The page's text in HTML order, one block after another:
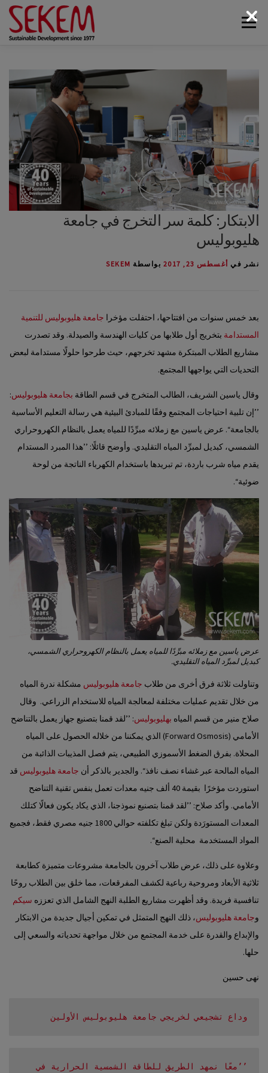
إلىالقائمة
الوسائط أخبار سيكم البيئة
الحياة الثقافية الحياة الاجتماعية الاقتصاد
عن سيكم
الابتكار: كلمة سر التخرج في جامعة
هليوبوليس
نشر في أغسطس 23, 2017 بواسطة SEKEM
بعد خمس سنوات من افتتاحها، احتفلت مؤخرا جامعة هليوبوليس للتنمية
المستدامة بتخريج أول طلابها من كليات الهندسة والصيدلة. وقد تصدرت
مشاريع الطلاب المبتكرة مشهد تخرجهم، حيث طرحوا حلولًا مستدامة لبعض
التحديات التي يواجهها المجتمع.
وقال ياسين الشريف، الطالب المتخرج في قسم الطاقة بجامعة هليوبوليس:
’’إن تلبية احتياجات المجتمع وفقًا للمبادئ البيئية هي رسالة التعليم الأساسية
بالجامعة‘‘. عرض ياسين مع زملائه مبرِّدًا للمياه يعمل بالنظام الكهروحراري
الشمسي، كبديل لمبرِّد المياه التقليدي. وأوضح قائلًا: ’’هذا المبرد المستدام
يقدم مياه شرب باردة، تم تبريدها باستخدام الكهرباء الناتجة من لوحة
ضوئية‘‘.
عرض ياسين مع زملائه مبرِّدًا للمياه يعمل بالنظام الكهروحراري الشمسي،
كبديل لمبرِّد المياه التقليدي.
وتناولت ثلاثة فرق أخرى من طلاب جامعة هليوبوليس مشكلة ندرة المياه
من خلال تقديم عمليات مختلفة لمعالجة المياه للاستخدام الزراعي. وقال
صلاح منير من قسم المياه بهليوبوليس: ’’لقد قمنا بتصنيع جهاز يعمل بالتناضح
الأمامي (Forward Osmosis) الذي يمكننا من خلاله الحصول على المياه
المحلاة. بفرق الضغط الأسموزي الطبيعي، يتم فصل المذيبات الذائبة من
المياه المالحة عبر غشاء نصف نافذ‘‘. والجدير بالذكر أن جامعة هليوبوليس قد
استوردت مؤخرًا بقيمة 40 ألف جنيه معدات تعمل بنفس تقنية التناضح
الأمامي. وأكد صلاح: ’’لقد قمنا بتصنيع نموذجنا، الذي يكاد يكون فعالًا كتلك
المعدات المستورَدة ولكن تبلغ تكلفته حوالي 1800 جنيه مصري فقط، فجميع
المواد المستخدمة محلية الصنع‘‘.
وعلاوة على ذلك، عرض طلاب آخرون بالجامعة مشروعات متميزة كطابعة
ثلاثية الأبعاد ومروحية رباعية لكشف المفرقعات، مما خلق بين الطلاب روحًا
تنافسية فريدة. وقد أظهرت مشاريع الطلبة النهج الشامل الذي تعززه سيكم
وجامعة هليوبوليس، ذلك النهج المتمثل في تمكين أجيال جديدة من الابتكار
والإبداع والقدرة على خدمة المجتمع من خلال مواجهة تحدياته والسعي إلى
حلها.
نهى حسين
وداع تشجيعي لخريجي جامعة هليوبوليس الأولين
’’معًا نمهد الطريق للطاقة الشمسية الحرارية في